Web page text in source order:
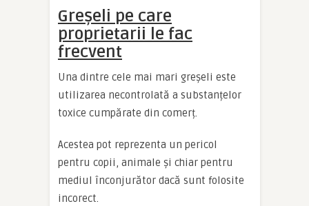
Greșeli pe care
proprietarii le fac
frecvent
Una dintre cele mai mari greșeli este
utilizarea necontrolată a substanțelor
toxice cumpărate din comerț.
Acestea pot reprezenta un pericol
pentru copii, animale și chiar pentru
mediul înconjurător dacă sunt folosite
incorect.